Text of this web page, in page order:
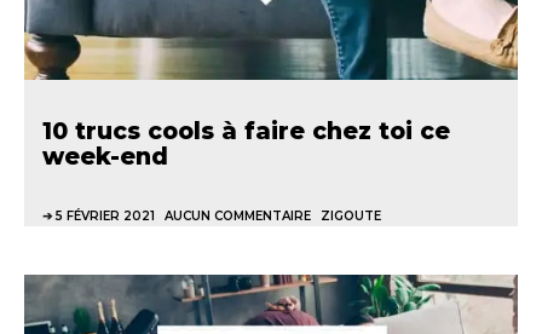
10 trucs cools à faire chez toi ce
week-end
5 FÉVRIER 2021 AUCUN COMMENTAIRE ZIGOUTE